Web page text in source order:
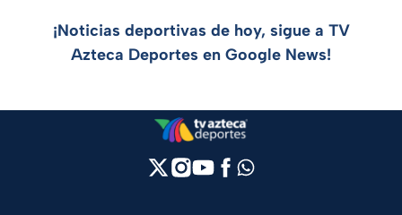
¡Noticias deportivas de hoy, sigue a TV
Azteca Deportes en Google News!